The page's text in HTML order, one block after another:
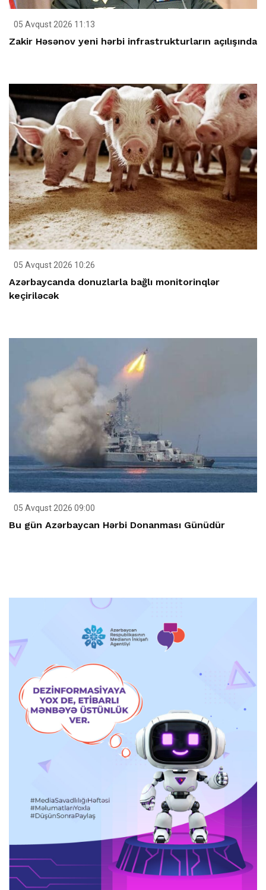
05 Avqust 2026 11:13
Zakir Həsənov yeni hərbi infrastrukturların açılışında
05 Avqust 2026 10:26
Azərbaycanda donuzlarla bağlı monitorinqlər
keçiriləcək
05 Avqust 2026 09:00
Bu gün Azərbaycan Hərbi Donanması Günüdür